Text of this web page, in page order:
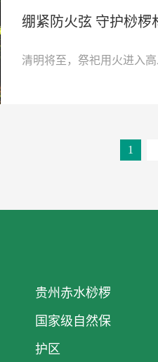
绷紧防火弦 守护桫
清明将至，祭祀用火进入
1
贵州赤水桫椤
国家级自然保
护区